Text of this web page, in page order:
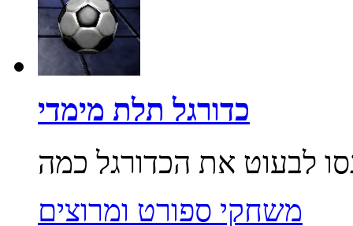
כדורגל תלת מימדי
משחקי ספורט ומרוצים